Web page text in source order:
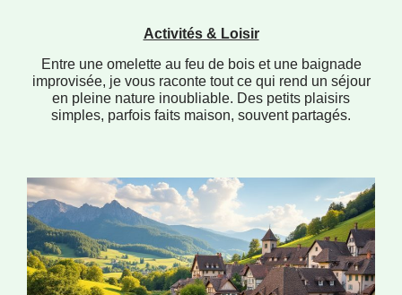
Activités & Loisir
Entre une omelette au feu de bois et une baignade
improvisée, je vous raconte tout ce qui rend un séjour
en pleine nature inoubliable. Des petits plaisirs
simples, parfois faits maison, souvent partagés.